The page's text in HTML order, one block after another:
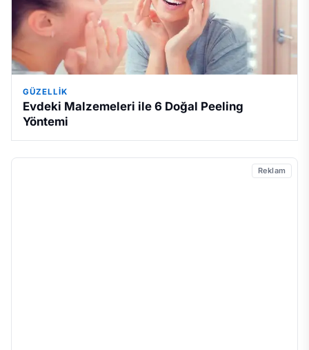
GÜZELLIK
Evdeki Malzemeleri ile 6 Doğal Peeling
Yöntemi
Reklam